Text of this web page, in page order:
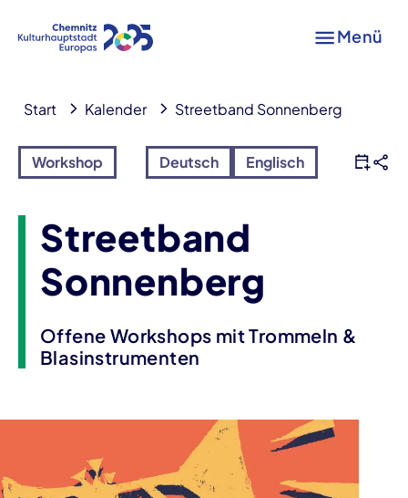
Menü
Start Kalender Streetband Sonnenberg
Workshop Deutsch Englisch
Streetband
Sonnenberg
Offene Workshops mit Trommeln &
Blasinstrumenten